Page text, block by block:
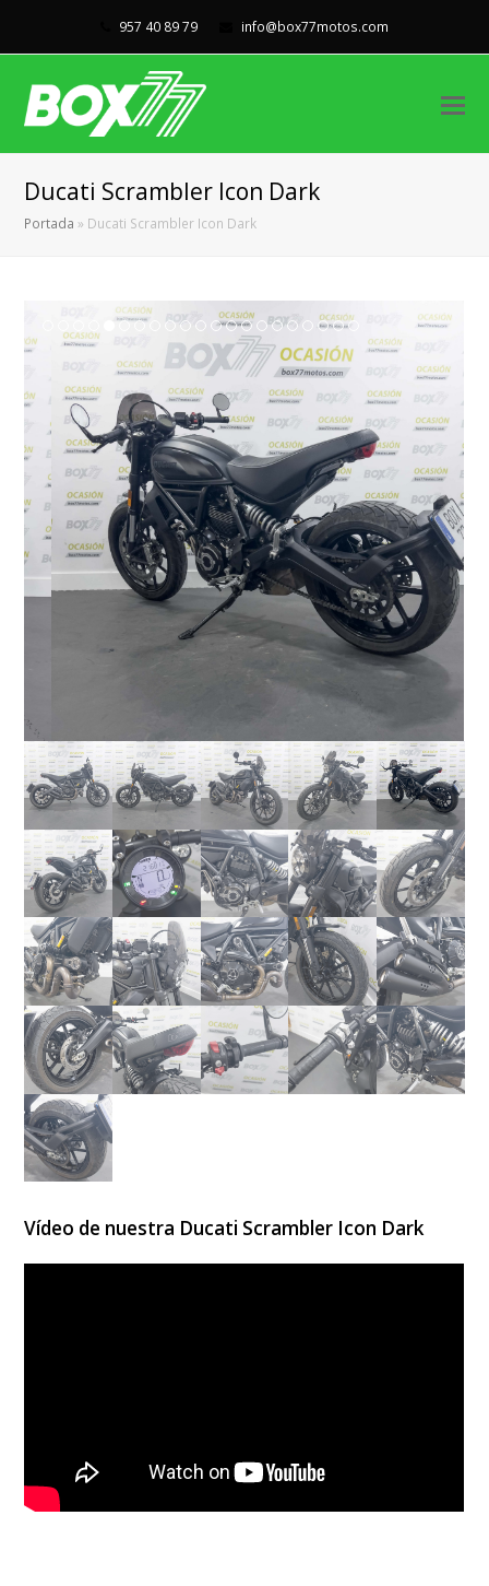
957 40 89 79 info@box77motos.com
Ducati Scrambler Icon Dark
Portada » Ducati Scrambler Icon Dark
Vídeo de nuestra Ducati Scrambler Icon Dark